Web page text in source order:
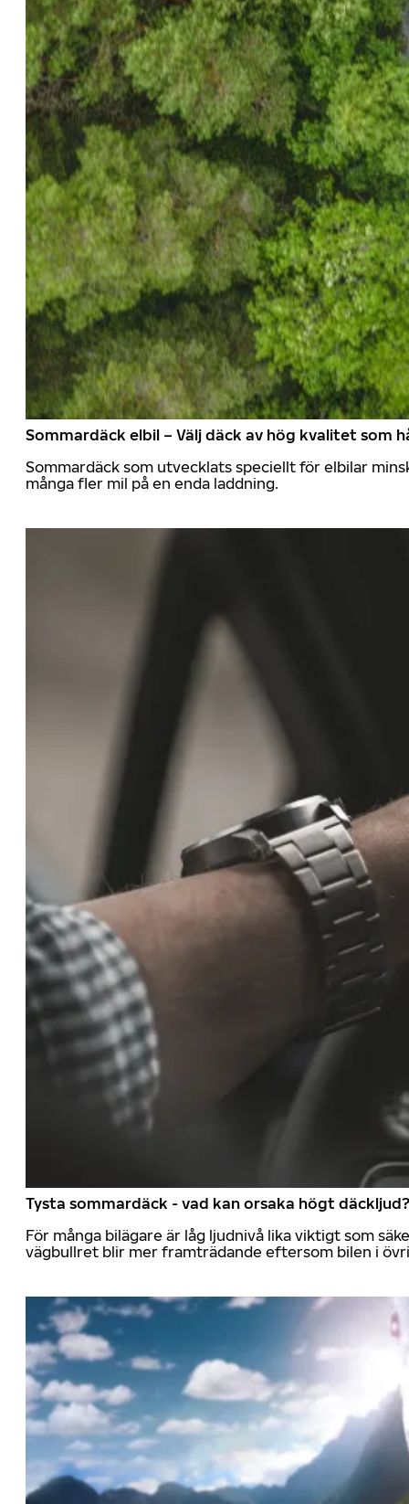
Sommardäck elbil – Välj däck av hög kvalitet som
Sommardäck som utvecklats speciellt för elbilar
många fler mil på en enda laddning.
Tysta sommardäck - vad kan orsaka högt däckljud?
För många bilägare är låg ljudnivå lika viktigt som
vägbullret blir mer framträdande eftersom bilen i